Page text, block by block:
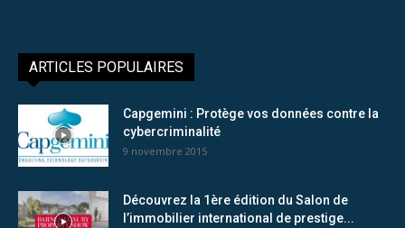
ARTICLES POPULAIRES
Capgemini : Protège vos données contre la
cybercriminalité
9 novembre 2015
Découvrez la 1ère édition du Salon de
l’immobilier international de prestige...